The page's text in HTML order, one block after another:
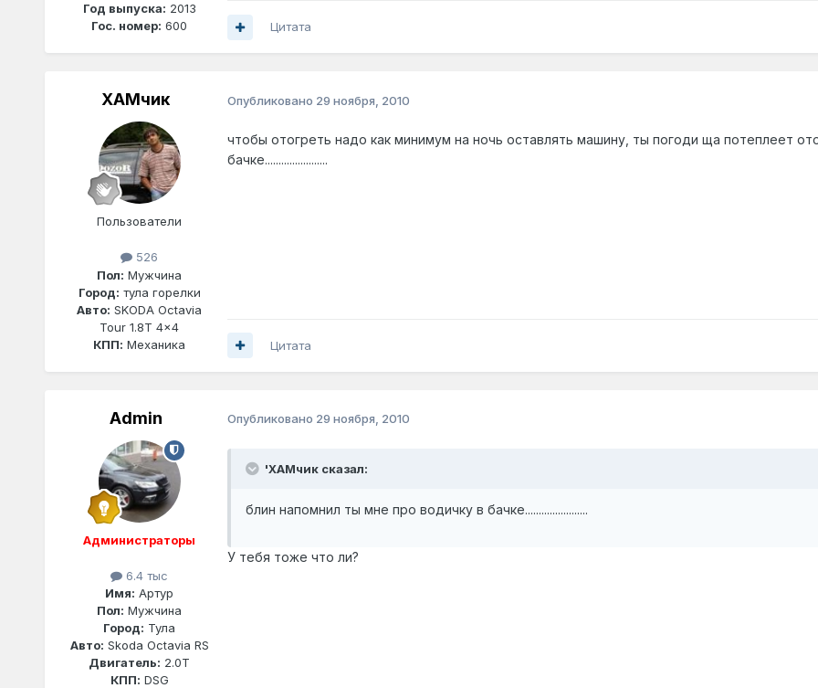
Год выпуска: 2013
Гос. номер: 600 Цитата
ХАМчик
Пользователи
526
Пол: Мужчина
Город: тула горелки
Авто: SKODA Octavia
Tour 1.8T 4x4
КПП: Механика
Опубликовано 29 ноября, 2010
чтобы отогреть надо как минимум на ночь оставлять машину, ты погоди ща потеплеет
бачке.......................
Цитата
Admin
Администраторы
6.4 тыс
Имя: Артур
Пол: Мужчина
Город: Тула
Авто: Skoda Octavia RS
Двигатель: 2.0T
КПП: DSG
Опубликовано 29 ноября, 2010
'ХАМчик сказал:
блин напомнил ты мне про водичку в бачке.......................
У тебя тоже что ли?